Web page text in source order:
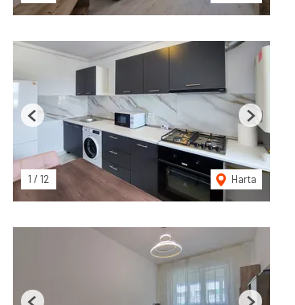
1 / 12 Harta
Previous Next